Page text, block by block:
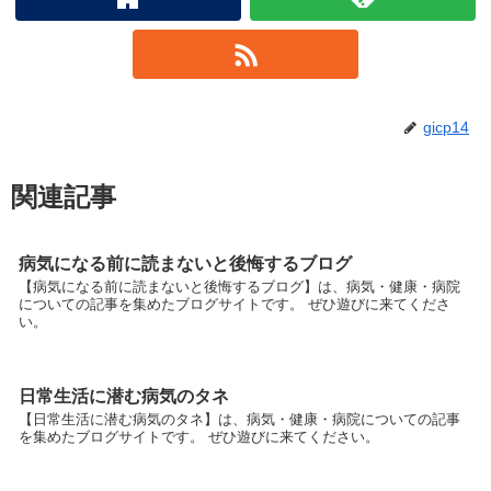
gicp14
関連記事
病気になる前に読まないと後悔するブログ
【病気になる前に読まないと後悔するブログ】は、病気・健康・病院
についての記事を集めたブログサイトです。 ぜひ遊びに来てくださ
い。
日常生活に潜む病気のタネ
【日常生活に潜む病気のタネ】は、病気・健康・病院についての記事
を集めたブログサイトです。 ぜひ遊びに来てください。